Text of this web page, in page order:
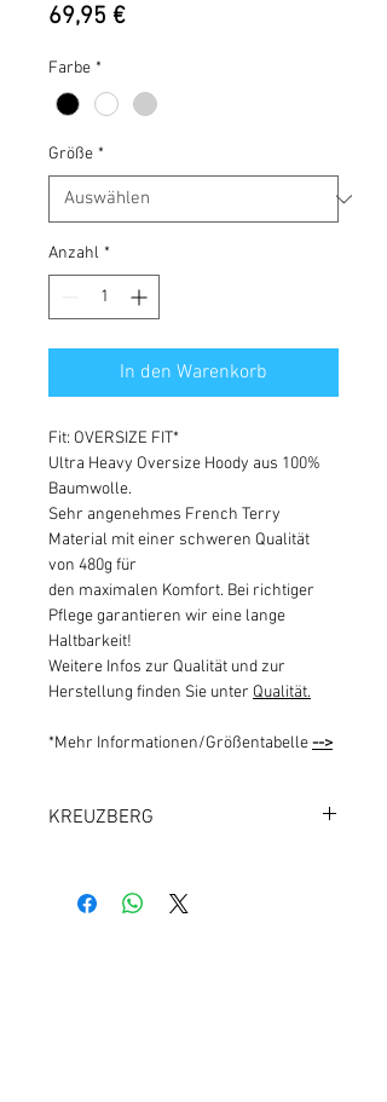
69,95 €Preis
Farbe *
Größe *
Anzahl *
In den Warenkorb
Fit: OVERSIZE FIT*
Ultra Heavy Oversize Hoody aus 100%
Baumwolle.
Sehr angenehmes French Terry
Material mit einer schweren Qualität
von 480g für
den maximalen Komfort. Bei richtiger
Pflege garantieren wir eine lange
Haltbarkeit!
Weitere Infos zur Qualität und zur
Herstellung finden Sie unter Qualität.
*Mehr Informationen/Größentabelle-->
KREUZBERG